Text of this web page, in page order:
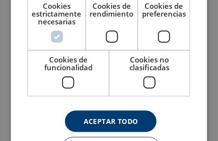
resistencia Grado 8
HR-125M (rosca métrica)
Cookies
estrictamente
necesarias
Cookies de
rendimiento
Cookies de
preferencias
Cookies de
funcionalidad
Cookies no
clasificadas
ACEPTAR TODO